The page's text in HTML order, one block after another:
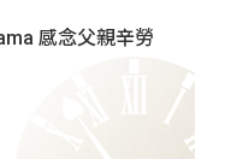
感念父親辛勞